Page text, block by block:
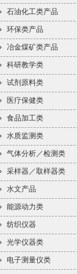
石油化工类产品
环保类产品
冶金煤矿类产品
科研教学类
试剂原料类
医疗保健类
食品加工类
水质监测类
气体分析／检测类
采样器／取样器类
水文产品
能源动力类
纺织仪器
光学仪器类
电子测量仪类